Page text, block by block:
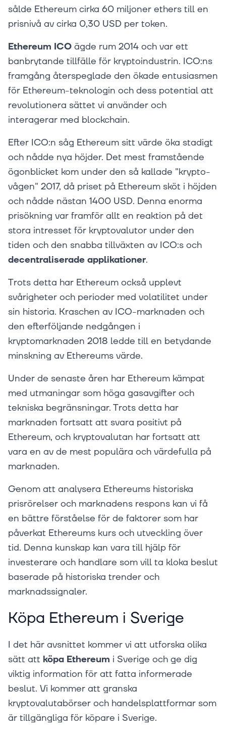
sålde Ethereum cirka 60 miljoner ethers till en
prisnivå av cirka 0,30 USD per token.
Ethereum ICO ägde rum 2014 och var ett
banbrytande tillfälle för kryptoindustrin. ICO:ns
framgång återspeglade den ökade entusiasmen
för Ethereum-teknologin och dess potential att
revolutionera sättet vi använder och
interagerar med blockchain.
Efter ICO:n såg Ethereum sitt värde öka stadigt
och nådde nya höjder. Det mest framstående
ögonblicket kom under den så kallade "krypto-
vågen" 2017, då priset på Ethereum sköt i höjden
och nådde nästan 1400 USD. Denna enorma
prisökning var framför allt en reaktion på det
stora intresset för kryptovalutor under den
tiden och den snabba tillväxten av ICO:s och
decentraliserade applikationer.
Trots detta har Ethereum också upplevt
svårigheter och perioder med volatilitet under
sin historia. Kraschen av ICO-marknaden och
den efterföljande nedgången i
kryptomarknaden 2018 ledde till en betydande
minskning av Ethereums värde.
Under de senaste åren har Ethereum kämpat
med utmaningar som höga gasavgifter och
tekniska begränsningar. Trots detta har
marknaden fortsatt att svara positivt på
Ethereum, och kryptovalutan har fortsatt att
vara en av de mest populära och värdefulla på
marknaden.
Genom att analysera Ethereums historiska
prisrörelser och marknadens respons kan vi få
en bättre förståelse för de faktorer som har
påverkat Ethereums kurs och utveckling över
tid. Denna kunskap kan vara till hjälp för
investerare och handlare som vill ta kloka beslut
baserade på historiska trender och
marknadssignaler.
Köpa Ethereum i Sverige
I det här avsnittet kommer vi att utforska olika
sätt att köpa Ethereum i Sverige och ge dig
viktig information för att fatta informerade
beslut. Vi kommer att granska
kryptovalutabörser och handelsplattformar som
är tillgängliga för köpare i Sverige.